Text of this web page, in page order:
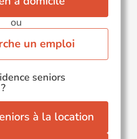
ou
un emploi
seniors
à la location